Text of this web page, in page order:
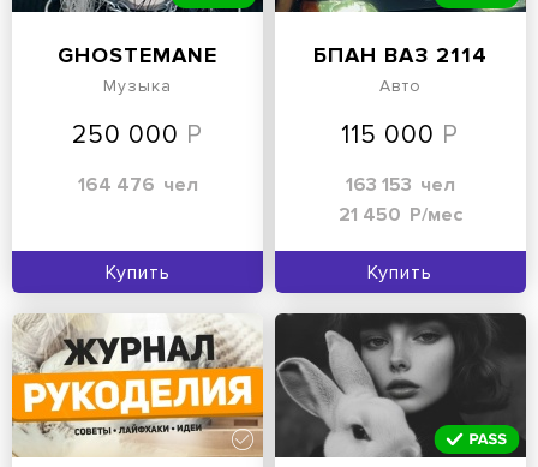
GHOSTEMANE
Музыка
250 000
164 476 чел
Купить
БПAH ВАЗ 2114
Авто
115 000
163 153 чел
21 450 Р/мес
Купить